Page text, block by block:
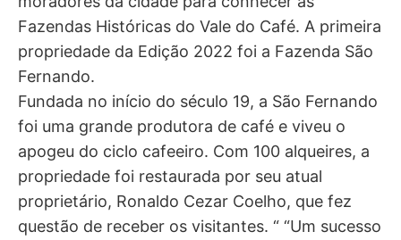
Fazendas Históricas do Vale do Café. A primeira
propriedade da Edição 2022 foi a Fazenda São
Fernando.
Fundada no início do século 19, a São Fernando
foi uma grande produtora de café e viveu o
apogeu do ciclo cafeeiro. Com 100 alqueires, a
propriedade foi restaurada por seu atual
proprietário, Ronaldo Cezar Coelho, que fez
questão de receber os visitantes. “ “Um sucesso